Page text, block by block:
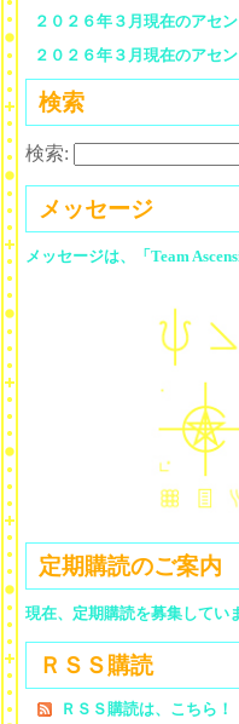
２０２６年３月現在のアセ
２０２６年３月現在のアセ
検索
検索:
メッセージ
メッセージは、「Team
定期購読のご案内
現在、定期購読を募集してい
ＲＳＳ購読
ＲＳＳ購読は、こちら！